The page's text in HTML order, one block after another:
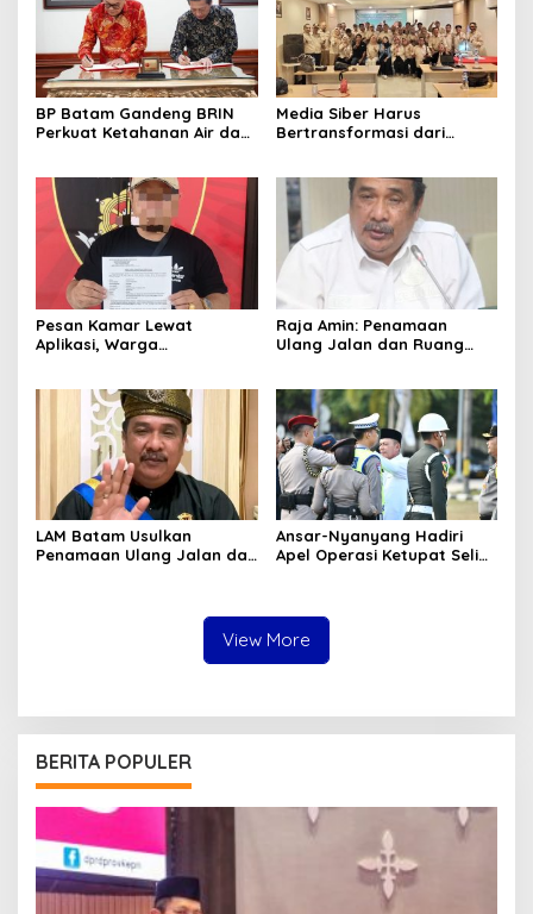
BP Batam Gandeng BRIN
Perkuat Ketahanan Air dan
Media Siber Harus
Bertransformasi dari
Pesan Kamar Lewat
Aplikasi, Warga
Raja Amin: Penamaan
Ulang Jalan dan Ruang
LAM Batam Usulkan
Penamaan Ulang Jalan dan
Ansar-Nyanyang Hadiri
Apel Operasi Ketupat Seligi
View More
BERITA POPULER